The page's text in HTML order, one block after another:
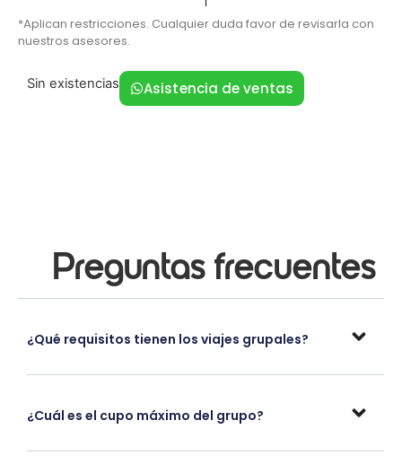
*Aplican restricciones. Cualquier duda favor de revisarla con
nuestros asesores.
Sin existencias Asistencia de ventas
Preguntas frecuentes
¿Qué requisitos tienen los viajes grupales?
¿Cuál es el cupo máximo del grupo?